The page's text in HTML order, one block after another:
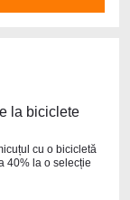
la biciclete
cu o bicicletă
40% la o selecție